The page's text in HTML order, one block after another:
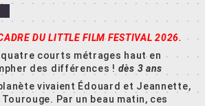
DU LITTLE FILM FESTIVAL 2026.
quatre courts métrages haut en
des différences ! dès 3 ans
vivaient Édouard et Jeannette,
Par un beau matin, ces